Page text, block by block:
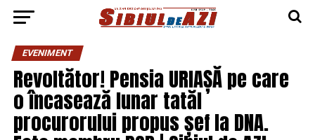
EVENIMENT
Revoltător! Pensia URIAȘĂ pe care
o încasează lunar tatăl
procurorului propus șef la DNA.